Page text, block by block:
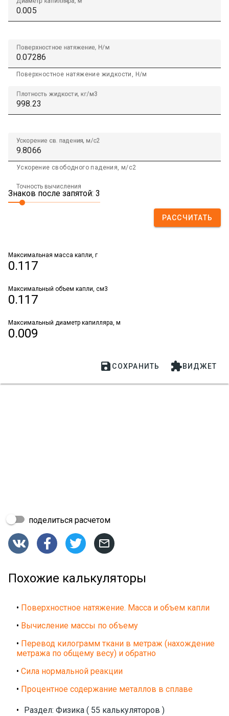
Поверхностное натяжение, Н/м
Поверхностное натяжение жидкости, Н/м
Плотность жидкости, кг/м3
Ускорение св. падения, м/с2
Ускорение свободного падения, м/с2
Точность вычисления
Знаков после запятой: 3
РАССЧИТАТЬ
Максимальная масса капли, г
0.117
Максимальный объем капли, cм3
0.117
Максимальный диаметр капилляра, м
0.009
 СОХРАНИТЬ ВИДЖЕТ
поделиться расчетом
   
Похожие калькуляторы
• Поверхностное натяжение. Масса и объем капли
• Вычисление массы по объему
• Перевод килограмм ткани в метраж (нахождение
метража по общему весу) и обратно
• Сила нормальной реакции
• Процентное содержание металлов в сплаве
• Раздел: Физика ( 55 калькуляторов )